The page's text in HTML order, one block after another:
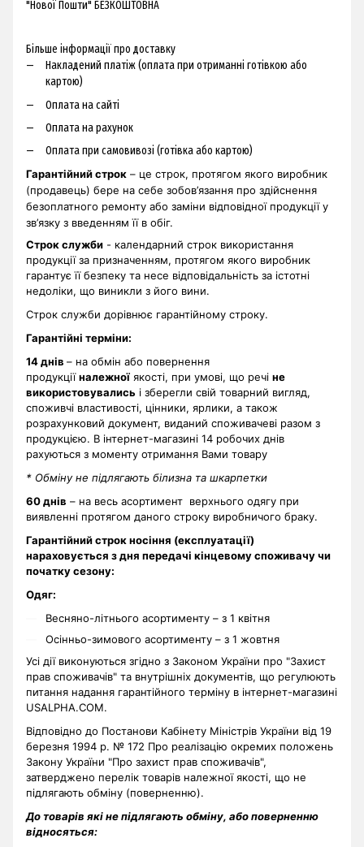
"Нової Пошти" БЕЗКОШТОВНА
Більше інформації про доставку
Накладений платіж (оплата при отриманні готівкою або
картою)
Оплата на сайті
Оплата на рахунок
Оплата при самовивозі (готівка або картою)
Гарантійний строк – це строк, протягом якого виробник
(продавець) бере на себе зобов’язання про здійснення
безоплатного ремонту або заміни відповідної продукції у
зв’язку з введенням її в обіг.
Строк служби - календарний строк використання
продукції за призначенням, протягом якого виробник
гарантує її безпеку та несе відповідальність за істотні
недоліки, що виникли з його вини.
Строк служби дорівнює гарантійному строку.
Гарантійні терміни:
14 днів – на обмін або повернення
продукціїналежної якості, при умові, що речі не
використовувались і зберегли свій товарний вигляд,
споживчі властивості, цінники, ярлики, а також
розрахунковий документ, виданий споживачеві разом з
продукцією. В інтернет-магазині 14 робочих днів
рахуються з моменту отримання Вами товару
* Обміну не підлягають білизна та шкарпетки
60 днів – на весь асортимент верхнього одягу при
виявленні протягом даного строку виробничого браку.
Гарантійний строк носіння (експлуатації)
нараховується з дня передачі кінцевому споживачу чи
початку сезону:
Одяг:
Весняно-літнього асортименту – з 1 квітня
Осінньо-зимового асортименту – з 1 жовтня
Усі дії виконуються згідно з Законом України про "Захист
прав споживачів" та внутрішніх документів, що регулюють
питання надання гарантійного терміну в інтернет-магазині
USALPHA.COM.
Відповідно до Постанови Кабінету Міністрів України від 19
березня 1994 р. № 172 Про реалізацію окремих положень
Закону України "Про захист прав споживачів",
затверджено перелік товарів належної якості, що не
підлягають обміну (поверненню).
До товарів які не підлягають обміну, або поверненню
відносяться: